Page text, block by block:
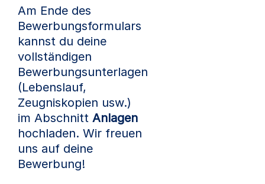
Am Ende des
Bewerbungsformulars
kannst du deine
vollständigen
Bewerbungsunterlagen
(Lebenslauf,
Zeugniskopien usw.)
im Abschnitt Anlagen
hochladen. Wir freuen
uns auf deine
Bewerbung!